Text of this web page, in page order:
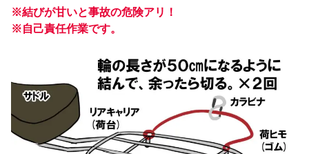
※結びが甘いと事故の危険アリ！
※自己責任作業です。